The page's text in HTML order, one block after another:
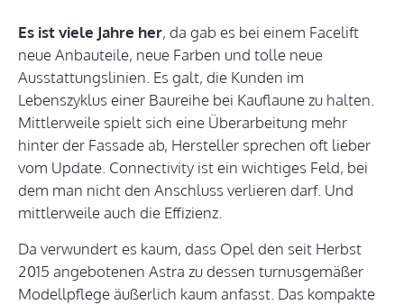
Es ist viele Jahre her, da gab es bei einem Facelift
neue Anbauteile, neue Farben und tolle neue
Ausstattungslinien. Es galt, die Kunden im
Lebenszyklus einer Baureihe bei Kauflaune zu halten.
Mittlerweile spielt sich eine Überarbeitung mehr
hinter der Fassade ab, Hersteller sprechen oft lieber
vom Update. Connectivity ist ein wichtiges Feld, bei
dem man nicht den Anschluss verlieren darf. Und
mittlerweile auch die Effizienz.
Da verwundert es kaum, dass Opel den seit Herbst
2015 angebotenen Astra zu dessen turnusgemäßer
Modellpflege äußerlich kaum anfasst. Das kompakte